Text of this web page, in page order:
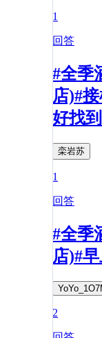
1
回答
#全季
店)#
好找
栾岩苏
1
回答
#全季
店)#
2